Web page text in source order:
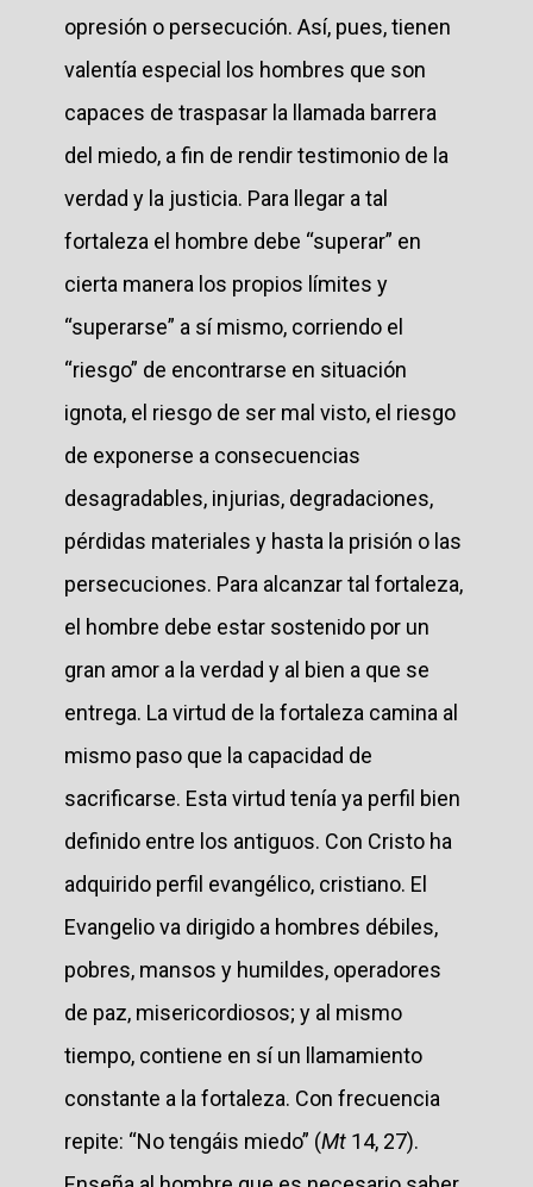
opresión o persecución. Así, pues, tienen
valentía especial los hombres que son
capaces de traspasar la llamada barrera
del miedo, a fin de rendir testimonio de la
verdad y la justicia. Para llegar a tal
fortaleza el hombre debe “superar” en
cierta manera los propios límites y
“superarse” a sí mismo, corriendo el
“riesgo” de encontrarse en situación
ignota, el riesgo de ser mal visto, el riesgo
de exponerse a consecuencias
desagradables, injurias, degradaciones,
pérdidas materiales y hasta la prisión o las
persecuciones. Para alcanzar tal fortaleza,
el hombre debe estar sostenido por un
gran amor a la verdad y al bien a que se
entrega. La virtud de la fortaleza camina al
mismo paso que la capacidad de
sacrificarse. Esta virtud tenía ya perfil bien
definido entre los antiguos. Con Cristo ha
adquirido perfil evangélico, cristiano. El
Evangelio va dirigido a hombres débiles,
pobres, mansos y humildes, operadores
de paz, misericordiosos; y al mismo
tiempo, contiene en sí un llamamiento
constante a la fortaleza. Con frecuencia
repite: “No tengáis miedo” (Mt 14, 27).